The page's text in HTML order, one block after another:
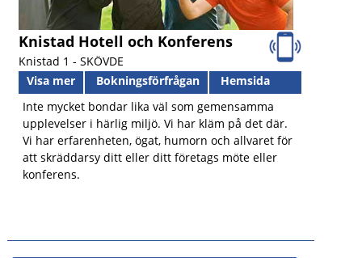
Knistad Hotell och Konferens
Knistad 1 - SKÖVDE
Visa mer
Bokningsförfrågan
Hemsida
Inte mycket bondar lika väl som gemensamma
upplevelser i härlig miljö. Vi har kläm på det där.
Vi har erfarenheten, ögat, humorn och allvaret för
att skräddarsy ditt eller ditt företags möte eller
konferens.